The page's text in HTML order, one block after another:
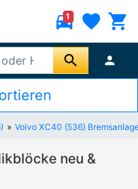
directions_car
1 favorite shopping_cart
search person
Volvo XC40 (536)
neu &